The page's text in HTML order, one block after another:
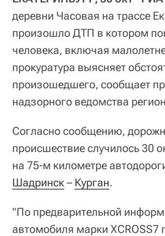
деревни Часовая на трассе
произошло ДТП в котором
человека, включая
прокуратура выясняет
произошедшего, сообщает
надзорного ведомства
Согласно сообщению,
происшествие случилось 30
на 75-м километре
Шадринск– Курган.
"По предварительной
автомобиля марки XCROSS7